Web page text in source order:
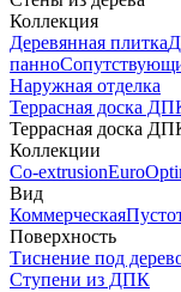
Коллекция
Деревянная плитка
панно
Наружная отделка
Террасная доска
Террасная доска
Коллекции
Co-extrusionEuro
Вид
Коммерческая
Поверхность
Тиснение под
Ступени из ДПК